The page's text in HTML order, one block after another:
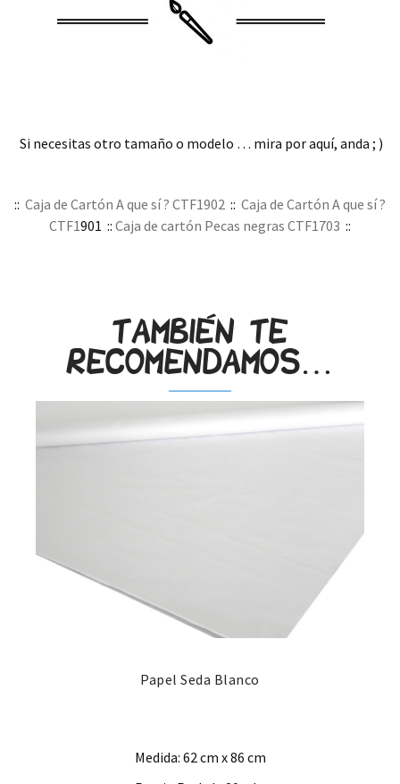
Si necesitas otro tamaño o modelo … mira por aquí, anda ; )
:: Caja de Cartón A que sí ? CTF1902 :: Caja de Cartón A que sí ?
CTF1901 :: Caja de cartón Pecas negras CTF1703 ::
También te
recomendamos…
Papel Seda Blanco
Medida: 62 cm x 86 cm